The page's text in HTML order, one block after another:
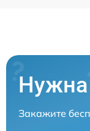
Нужна
Закажите